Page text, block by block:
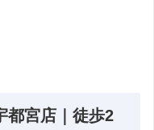
都宮店｜徒歩2